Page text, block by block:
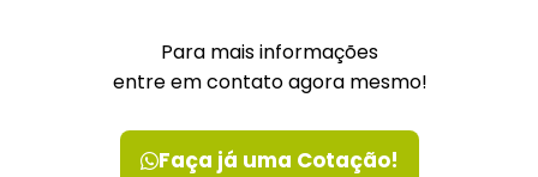
Para mais informações
entre em contato agora mesmo!
Faça já uma Cotação!